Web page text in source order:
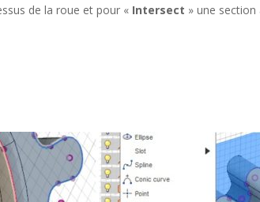
de la roue et pour « Intersect » une section